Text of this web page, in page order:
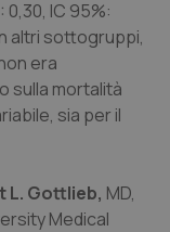
0,30, IC 95%:
altri sottogruppi,
era
sulla mortalità
sia per il
L. Gottlieb, MD,
Medical